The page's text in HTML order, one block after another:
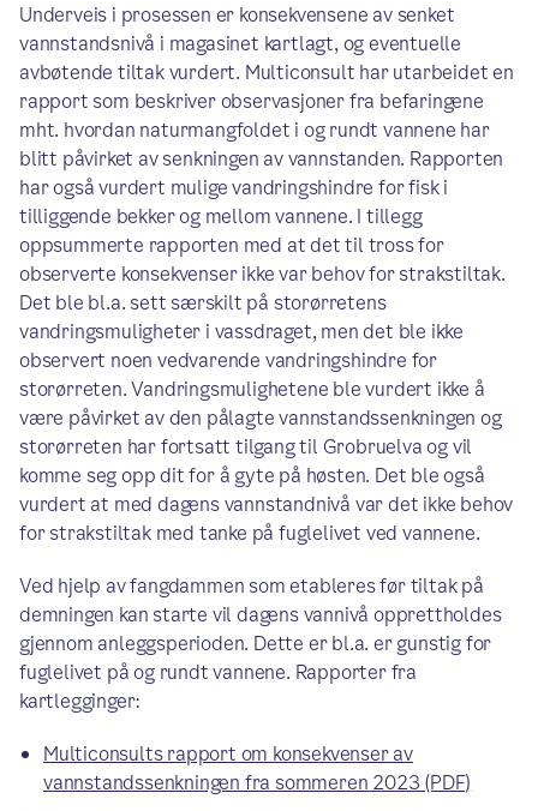
Underveis i prosessen er konsekvensene av senket
vannstandsnivå i magasinet kartlagt, og eventuelle
avbøtende tiltak vurdert. Multiconsult har utarbeidet en
rapport som beskriver observasjoner fra befaringene
mht. hvordan naturmangfoldet i og rundt vannene har
blitt påvirket av senkningen av vannstanden. Rapporten
har også vurdert mulige vandringshindre for fisk i
tilliggende bekker og mellom vannene. I tillegg
oppsummerte rapporten med at det til tross for
observerte konsekvenser ikke var behov for strakstiltak.
Det ble bl.a. sett særskilt på storørretens
vandringsmuligheter i vassdraget, men det ble ikke
observert noen vedvarende vandringshindre for
storørreten. Vandringsmulighetene ble vurdert ikke å
være påvirket av den pålagte vannstandssenkningen og
storørreten har fortsatt tilgang til Grobruelva og vil
komme seg opp dit for å gyte på høsten. Det ble også
vurdert at med dagens vannstandnivå var det ikke behov
for strakstiltak med tanke på fuglelivet ved vannene.
Ved hjelp av fangdammen som etableres før tiltak på
demningen kan starte vil dagens vannivå opprettholdes
gjennom anleggsperioden. Dette er bl.a. er gunstig for
fuglelivet på og rundt vannene. Rapporter fra
kartlegginger:
Multiconsults rapport om konsekvenser av
vannstandssenkningen fra sommeren 2023 (PDF)